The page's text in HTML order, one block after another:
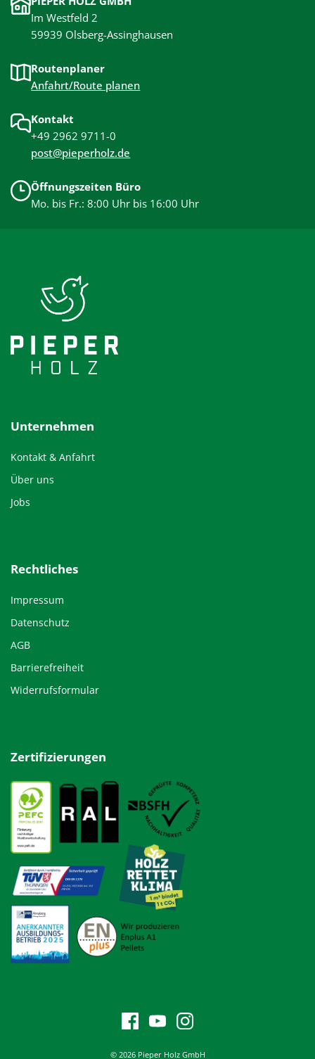
Im Westfeld 2
59939 Olsberg-Assinghausen
Routenplaner
Anfahrt/Route planen
Kontakt
+49 2962 9711-0
post@pieperholz.de
Öffnungszeiten Büro
Mo. bis Fr.: 8:00 Uhr bis 16:00 Uhr
Unternehmen
Kontakt & Anfahrt
Über uns
Jobs
Rechtliches
Impressum
Datenschutz
AGB
Barrierefreiheit
Widerrufsformular
Zertifizierungen
© 2026 Pieper Holz GmbH